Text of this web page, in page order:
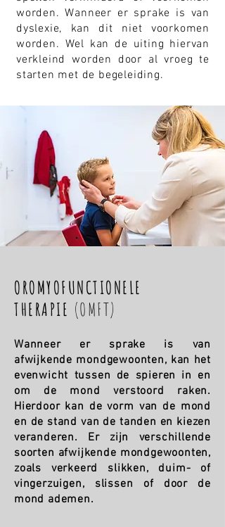
worden. Wanneer er sprake is van
dyslexie, kan dit niet voorkomen
worden. Wel kan de uiting hiervan
verkleind worden door al vroeg te
starten met de begeleiding.
OROMYOFUNCTIONELE
THERAPIE (OMFT)
Wanneer er sprake is van
afwijkende mondgewoonten, kan het
evenwicht tussen de spieren in en
om de mond verstoord raken.
Hierdoor kan de vorm van de mond
en de stand van de tanden en kiezen
veranderen. Er zijn verschillende
soorten afwijkende mondgewoonten,
zoals verkeerd slikken, duim- of
vingerzuigen, slissen of door de
mond ademen.